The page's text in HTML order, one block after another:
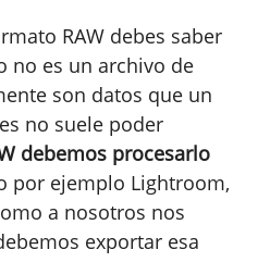
RAW debes saber
no es un archivo de
son datos que un
no suele poder
debemos procesarlo
por ejemplo Lightroom,
a nosotros nos
exportar esa